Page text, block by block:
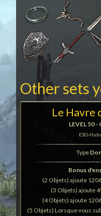
Other sets
Le Havre
LEVEL 50 -
ESO-
Type
Bonus
(2 Objets) ajoute
(3 Objets) ajoute
(4 Objets) ajoute
(5 Objets) Lorsque vous